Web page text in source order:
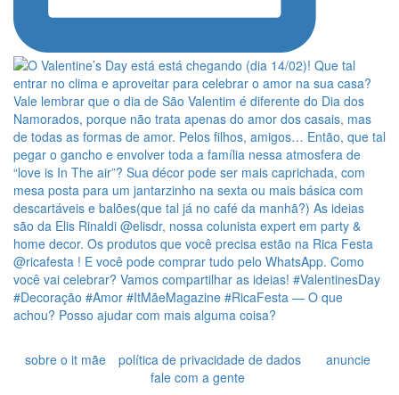
sobre o it mãe política de privacidade de dados
anuncie
fale com a gente